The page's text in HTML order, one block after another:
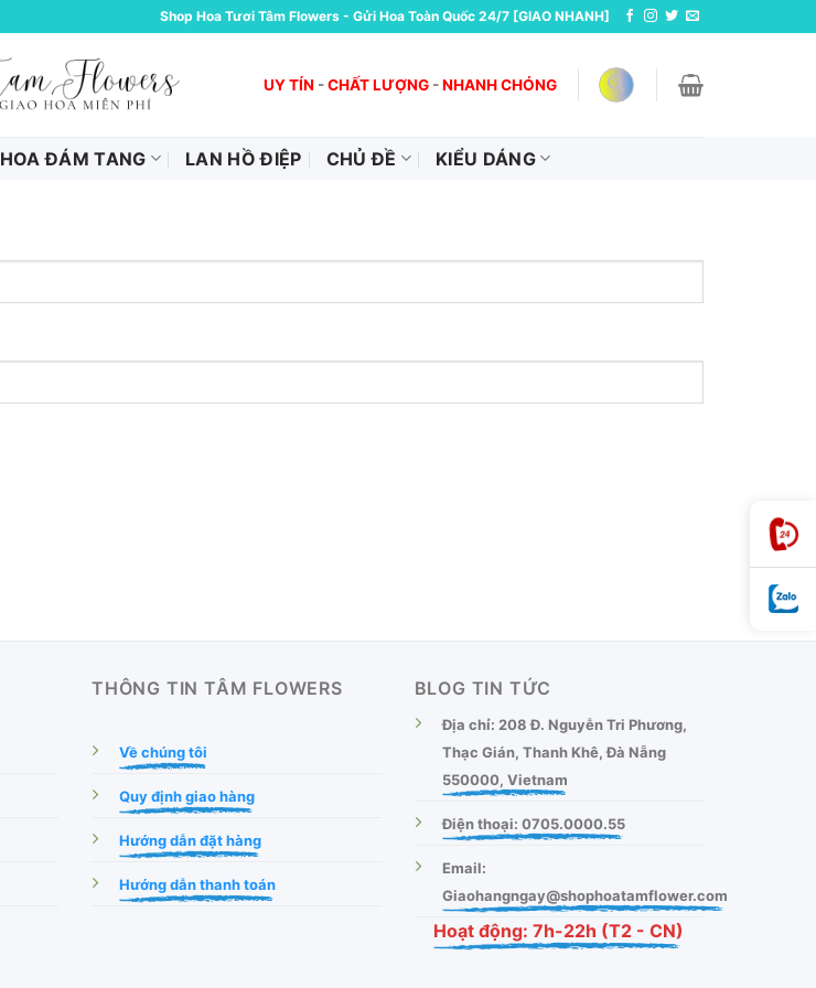
Shop Hoa Tươi Tâm Flowers - Gửi Hoa Toàn Quốc 24/7 [GIAO NHANH]
UY TÍN -CHẤT LƯỢNG -NHANH CHÓNG
HOA ĐÁM TANG LAN HỒ ĐIỆP CHỦ ĐỀ KIỂU DÁNG
THÔNG TIN TÂM FLOWERS
Về chúng tôi
Quy định giao hàng
Hướng dẫn đặt hàng
Hướng dẫn thanh toán
BLOG TIN TỨC
Địa chỉ: 208 Đ. Nguyễn Tri Phương,
Thạc Gián, Thanh Khê, Đà Nẵng
550000, Vietnam
Điện thoại: 0705.0000.55
Email:
Giaohangngay@shophoatamflower.com
Hoạt động: 7h-22h (T2 - CN)